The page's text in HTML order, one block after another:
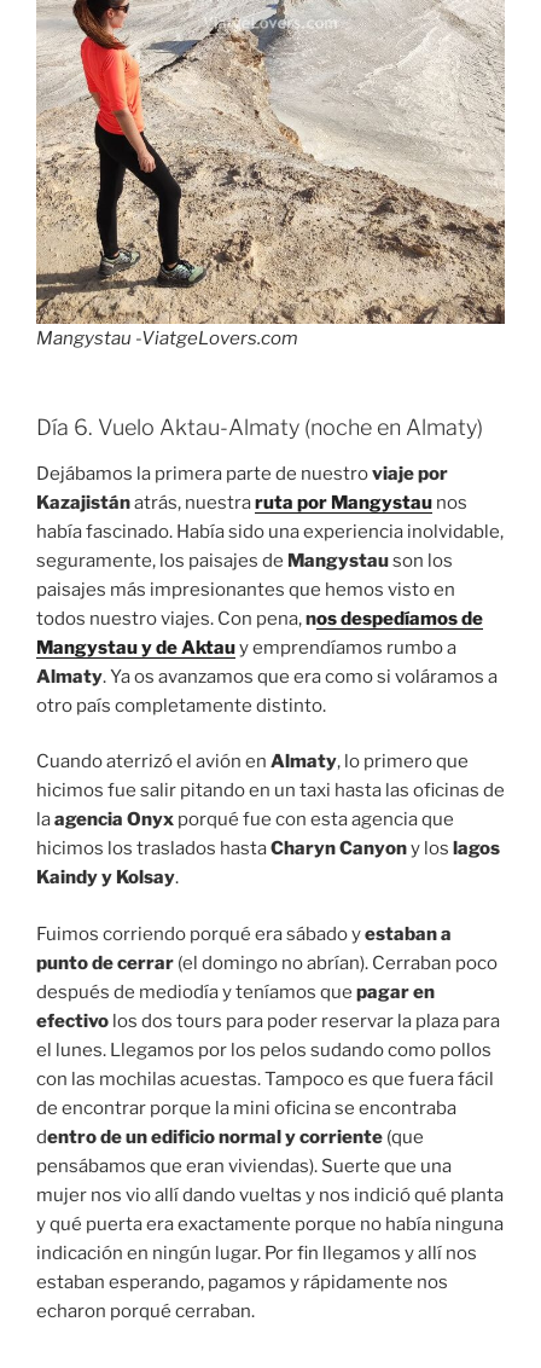
Mangystau -ViatgeLovers.com
Día 6. Vuelo Aktau-Almaty (noche en Almaty)
Dejábamos la primera parte de nuestroviaje por
Kazajistánatrás, nuestraruta por Mangystau nos
había fascinado. Había sido una experiencia inolvidable,
seguramente, los paisajes de Mangystauson los
paisajes más impresionantes que hemos visto en
todos nuestro viajes. Con pena,nos despedíamos de
Mangystau y de Aktauy emprendíamos rumbo a
Almaty. Ya os avanzamos que era como si voláramos a
otro país completamente distinto.
Cuando aterrizó el avión en Almaty, lo primero que
hicimos fue salir pitando en un taxi hasta las oficinas de
laagencia Onyx porqué fue con esta agencia que
hicimos los traslados hastaCharyn Canyony los lagos
Kaindy y Kolsay.
Fuimos corriendo porqué era sábado yestaban a
punto de cerrar (el domingo no abrían). Cerraban poco
después de mediodía y teníamos que pagar en
efectivo los dos tours para poder reservar la plaza para
el lunes. Llegamos por los pelos sudando como pollos
con las mochilas acuestas. Tampoco es que fuera fácil
de encontrar porque la mini oficina se encontraba
dentro de un edificio normal y corriente (que
pensábamos que eran viviendas). Suerte que una
mujer nos vio allí dando vueltas y nos indició qué planta
y qué puerta era exactamente porque no había ninguna
indicación en ningún lugar. Por fin llegamos y allí nos
estaban esperando, pagamos y rápidamente nos
echaron porqué cerraban.